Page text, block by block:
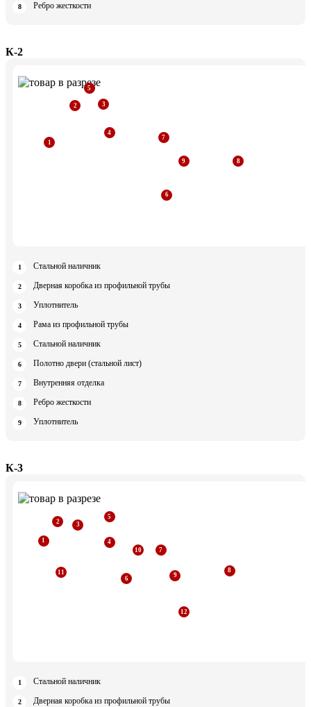
Ребро жесткости
К-2
Стальной наличник
Дверная коробка из профильной трубы
Уплотнитель
Рама из профильной трубы
Стальной наличник
Полотно двери (стальной лист)
Внутренняя отделка
Ребро жесткости
Уплотнитель
К-3
Стальной наличник
Дверная коробка из профильной трубы